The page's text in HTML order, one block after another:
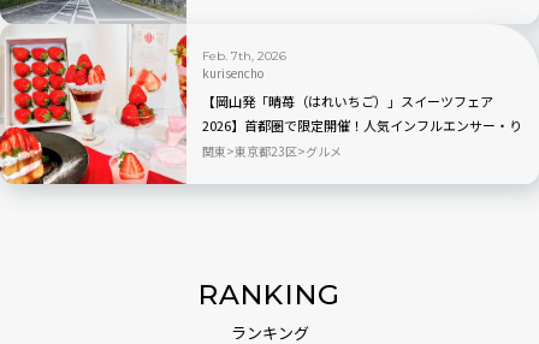
Feb. 7th, 2026
kurisencho
【岡山発「晴苺（はれいちご）」スイーツフェア
2026】首都圏で限定開催！人気インフルエンサー・り
ーちむさん監修のパフェも登場
関東 東京都23区 グルメ
RANKING
ランキング